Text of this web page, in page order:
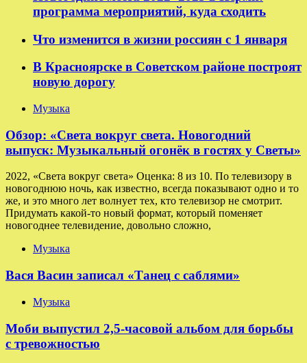
программа мероприятий, куда сходить
Что изменится в жизни россиян с 1 января
В Красноярске в Советском районе построят
новую дорогу
Музыка
Обзор: «Света вокруг света. Новогодний
выпуск: Музыкальный огонёк в гостях у Светы»
2022, «Света вокруг света» Оценка: 8 из 10. По телевизору в
новогоднюю ночь, как известно, всегда показывают одно и то
же, и это много лет волнует тех, кто телевизор не смотрит.
Придумать какой-то новый формат, который поменяет
новогоднее телевидение, довольно сложно,
Музыка
Вася Васин записал «Танец с саблями»
Музыка
Моби выпустил 2,5-часовой альбом для борьбы
с тревожностью